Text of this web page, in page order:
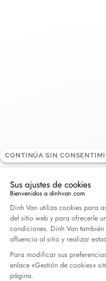
Obtener itinerario
CONTINÚA SIN
Sus ajustes de cookies
Bienvenidos a dinhvan.com
Plataforma de
Dinh Van utiliza cookies para
del sitio web y para ofrecerle
condiciones. Dinh Van
afluencia al sitio y realizar
Para modificar sus
enlace «Gestión de cookies»
página.